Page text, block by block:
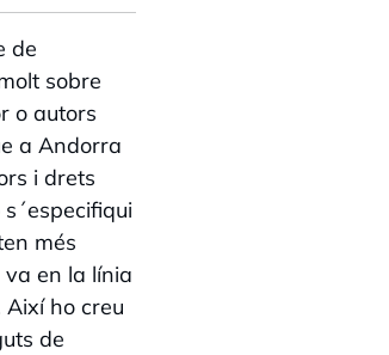
de
sobre
o autors
a Andorra
i drets
més
en la línia
ho creu
de